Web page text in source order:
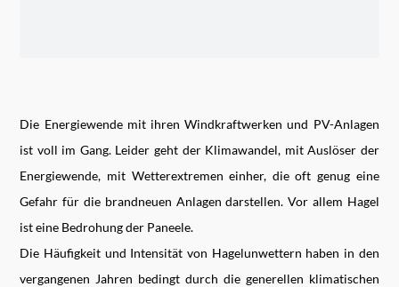
Die Energiewende mit ihren Windkraftwerken und PV-Anlagen
ist voll im Gang. Leider geht der Klimawandel, mit Auslöser der
Energiewende, mit Wetterextremen einher, die oft genug eine
Gefahr für die brandneuen Anlagen darstellen. Vor allem Hagel
ist eine Bedrohung der Paneele.
Die Häufigkeit und Intensität von Hagelunwettern haben in den
vergangenen Jahren bedingt durch die generellen klimatischen